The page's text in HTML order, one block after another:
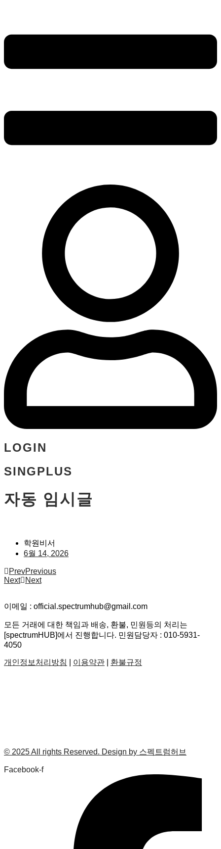
LOGIN
SINGPLUS
자동 임시글
학원비서
6월 14, 2026
PrevPrevious
Next
Next
이메일 : official.spectrumhub@gmail.com
모든 거래에 대한 책임과 배송, 환불, 민원등의 처리는
[spectrumHUB]에서 진행합니다. 민원담당자 : 010-5931-
4050
개인정보처리방침 이용약관 환불규정
© 2025 All rights Reserved. Design by 스펙트럼허브
Facebook-f